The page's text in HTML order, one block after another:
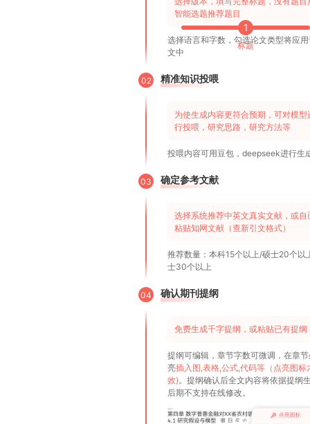
智能选题推荐题目
选择语言和字数，勾选论文类型将应
文中
02 精准知识投喂
为使生成内容更符合预期，可对模型
行投喂，研究思路，研究方法等
投喂内容可用豆包，deepseek进行生
03 确定参考文献
选择系统推荐中英文真实文献，或自
粘贴知网文献（查新引文格式）
推荐数量：本科15个以上/硕士20个以
士30个以上
04 确认期刊提纲
免费生成千字提纲，或粘贴已有提纲
提纲可编辑，章节字数可微调，在章
亮插入图,表格,公式,代码等（点亮图标
效)。提纲确认后全文内容将依据提纲
后期不支持在线修改。
1
标题